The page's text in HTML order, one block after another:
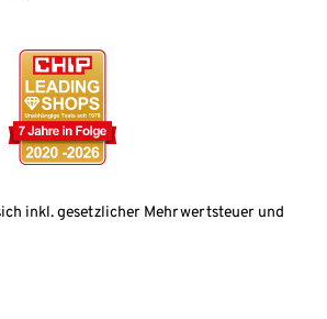
inkl. gesetzlicher Mehrwertsteuer und